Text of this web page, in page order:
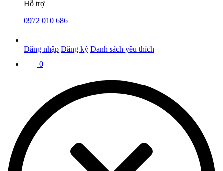
Hỗ trợ
0972 010 686
Đăng nhập Đăng ký Danh sách yêu thích
0